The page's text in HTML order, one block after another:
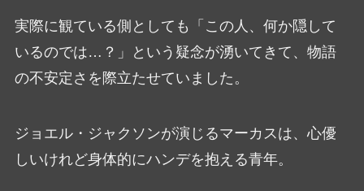
実際に観ている側としても「この人、何か隠して
いるのでは…？」という疑念が湧いてきて、物語
の不安定さを際立たせていました。
ジョエル・ジャクソンが演じるマーカスは、心優
しいけれど身体的にハンデを抱える青年。